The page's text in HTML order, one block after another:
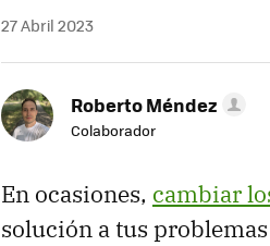
27 Abril 2023
Roberto Méndez
Colaborador
En ocasiones, cambiar
solución a tus